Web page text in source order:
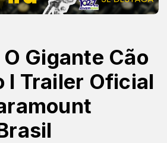
Gigante Cão
I Trailer Oficial